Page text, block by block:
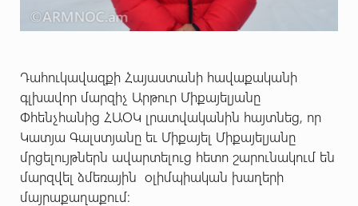
Դահուկավազքի Հայաստանի հավաքականի
գլխավոր մարզիչ Արթուր Միքայելյանը
Փհենչհանից ՀԱՕԿ լրատվականին հայտնեց, որ
Կատյա Գալստյանը եւ Միքայել Միքայելյանը
մրցելույթներն ավարտելուց հետո շարունակում են
մարզվել ձմեռային օլիմպիական խաղերի
մայրաքաղաքում: